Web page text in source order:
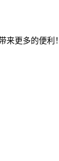
来更多的便利！